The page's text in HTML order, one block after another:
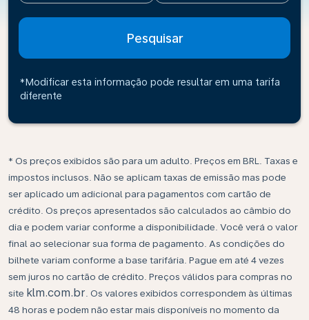
Pesquisar
*Modificar esta informação pode resultar em uma tarifa
diferente
* Os preços exibidos são para um adulto. Preços em BRL. Taxas e
impostos inclusos. Não se aplicam taxas de emissão mas pode
ser aplicado um adicional para pagamentos com cartão de
crédito. Os preços apresentados são calculados ao câmbio do
dia e podem variar conforme a disponibilidade. Você verá o valor
final ao selecionar sua forma de pagamento. As condições do
bilhete variam conforme a base tarifária. Pague em até 4 vezes
sem juros no cartão de crédito. Preços válidos para compras no
site klm.com.br . Os valores exibidos correspondem às últimas
48 horas e podem não estar mais disponíveis no momento da